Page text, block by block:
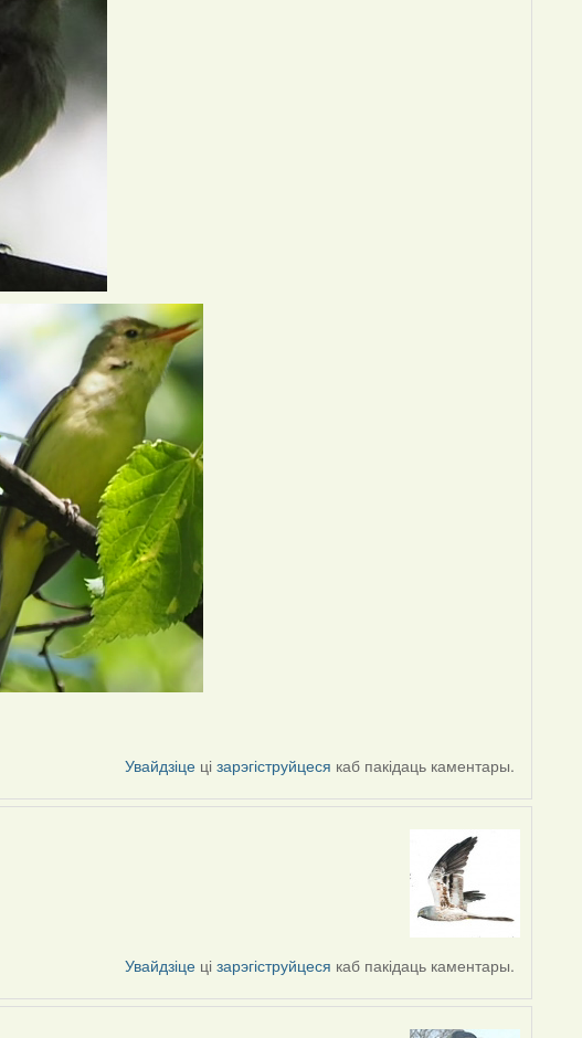
Увайдзіце цізарэгіструйцеся каб пакідаць каментары.
Увайдзіце цізарэгіструйцеся каб пакідаць каментары.